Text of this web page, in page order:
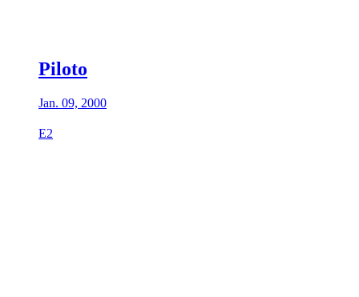
Piloto
Jan. 09, 2000
E2